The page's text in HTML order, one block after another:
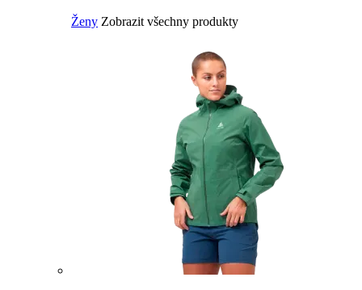
Ženy Zobrazit všechny produkty